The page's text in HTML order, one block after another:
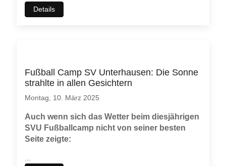
Details
Fußball Camp SV Unterhausen: Die Sonne
strahlte in allen Gesichtern
Montag, 10. März 2025
Auch wenn sich das Wetter beim diesjährigen
SVU Fußballcamp nicht von seiner besten
Seite zeigte: